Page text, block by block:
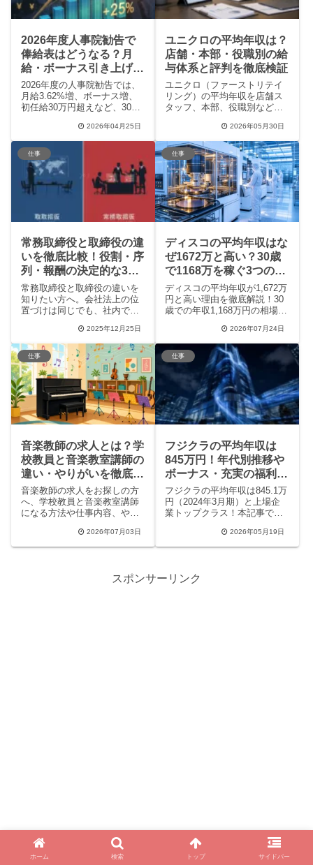
2026年度人事院勧告で
俸給表はどうなる？月
給・ボーナス引き上げの
全貌を解説
2026年度の人事院勧告では、
月給3.62%増、ボーナス増、
初任給30万円超えなど、30年
されています。本記事では、
最新の俸給表の改定内容や、
手当の廃止、実力主義への移
行といった重要な変更点を分
かりやすく解説します。
2026年04月25日
ユニクロの平均年収は？
店舗・本部・役職別の給
与体系と評判を徹底検証
ユニクロ（ファーストリテイ
リング）の平均年収を店舗ス
タッフ、本部、役職別などで
給引き上げや、実力主義の昇
給制度、リアルな社員の口コ
ミ評判まで詳しく解説しま
す。転職や就職を検討してい
る方が、年収アップの具体的
なキャリアパスをイメージで
きる情報が満載です。
2026年05月30日
仕事
常務取締役と取締役の違
いを徹底比較！役割・序
列・報酬の決定的な3つ
の差
常務取締役と取締役の違いを
知りたい方へ。会社法上の位
置づけは同じでも、社内での
な差があります。経営戦略と
日常業務執行、それぞれの責
任範囲と役員報酬の現実を具
体的に解説します。ビジネス
パーソン必読の役職の真実。
2025年12月25日
仕事
ディスコの平均年収はな
ぜ1672万と高い？30歳
で1168万を稼ぐ3つの理
由
ディスコの平均年収が1,672万
円と高い理由を徹底解説！30
歳での年収1,168万円の相場
「Will」、驚異の年4回ボーナ
ス、さらに年収600万円を目指
せる期間工の待遇、転職の難
易度まで一挙に紹介します。
実力主義のキャリアを目指す
方は必見です。
2026年07月24日
仕事
音楽教師の求人とは？学
校教員と音楽教室講師の
違い・やりがいを徹底解
説
音楽教師の求人をお探しの方
へ、学校教員と音楽教室講師
になる方法や仕事内容、やり
講師の体験談や感情労働の現
実、近年人気のオンラインレ
を見つけて、音楽を教える夢
2026年07月03日
仕事
フジクラの平均年収は
845万円！年代別推移や
ボーナス・充実の福利厚
生を徹底解説
フジクラの平均年収は845.1万
円（2024年3月期）と上場企
業トップクラス！本記事では
の給与推移やボーナスの仕組
み、住宅補助や子育て支援と
検討中の方が知っておくべき
2026年05月19日
スポンサーリンク
ホーム 検索 トップ サイドバー